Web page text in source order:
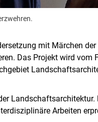
mit Märchen
Das Projekt wird vom
Landschaftsarchitektur.
Arbeiten